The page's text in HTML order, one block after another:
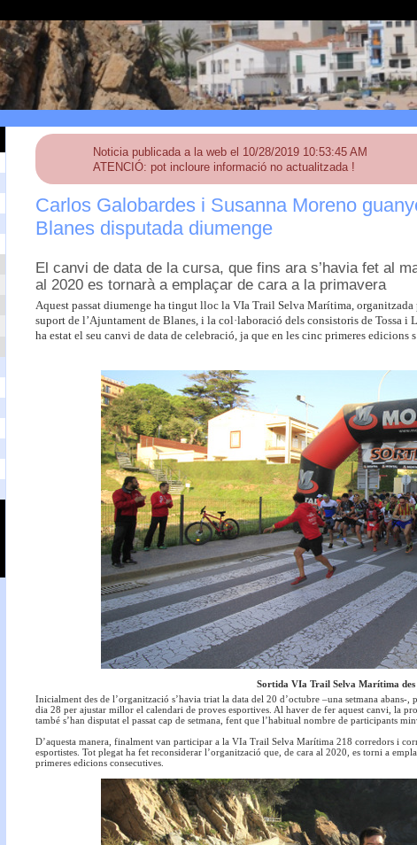
Noticia publicada a la web el 10/28/2019 10:53:45 AM
ATENCIÓ: pot incloure informació no actualitzada !
Carlos Galobardes i Susanna Moreno
Blanes disputada diumenge
El canvi de data de la cursa, que fins ara s’havia fet al
al 2020 es tornarà a emplaçar de cara a la primavera
Aquest passat diumenge ha tingut lloc la VIa Trail Selva Marítima,
suport de l’Ajuntament de Blanes, i la col·laboració dels consistoris de Tossa
ha estat el seu canvi de data de celebració, ja que en les cinc primeres edicions
Sortida VIa Trail Selva Marítima des
Inicialment des de l’organització s’havia triat la data del 20 d’octubre –una setmana abans-
dia 28 per ajustar millor el calendari de proves esportives. Al haver de fer aquest canvi, la
també s’han disputat el passat cap de setmana, fent que l’habitual nombre de participants
D’aquesta manera, finalment van participar a la VIa Trail Selva Marítima 218 corredors i
esportistes. Tot plegat ha fet reconsiderar l’organització que, de cara al 2020, es torni a
primeres edicions consecutives.